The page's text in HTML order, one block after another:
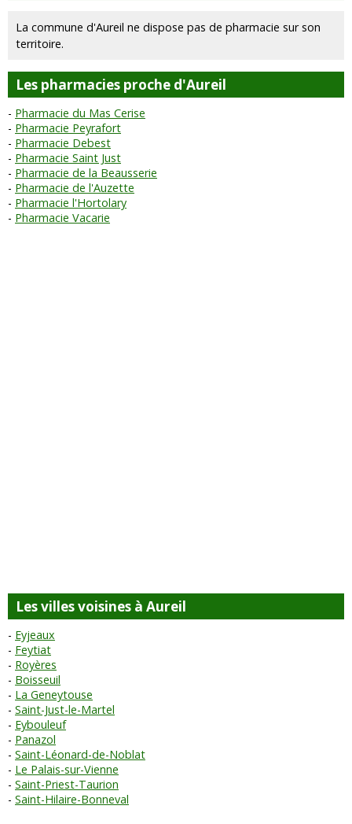
La commune d'Aureil ne dispose pas de pharmacie sur son
territoire.
Les pharmacies proche d'Aureil
Pharmacie du Mas Cerise
Pharmacie Peyrafort
Pharmacie Debest
Pharmacie Saint Just
Pharmacie de la Beausserie
Pharmacie de l'Auzette
Pharmacie l'Hortolary
Pharmacie Vacarie
Les villes voisines à Aureil
Eyjeaux
Feytiat
Royères
Boisseuil
La Geneytouse
Saint-Just-le-Martel
Eybouleuf
Panazol
Saint-Léonard-de-Noblat
Le Palais-sur-Vienne
Saint-Priest-Taurion
Saint-Hilaire-Bonneval